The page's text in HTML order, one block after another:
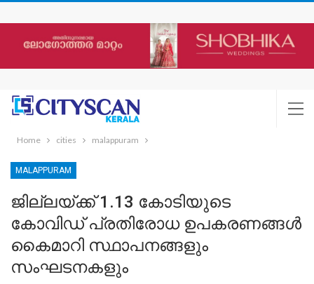
Home cities malappuram
MALAPPURAM
ജില്ലയ്ക്ക് 1.13 കോടിയുടെ
കോവിഡ് പ്രതിരോധ ഉപകരണങ്ങള്‍
കൈമാറി സ്ഥാപനങ്ങളും
സംഘടനകളും